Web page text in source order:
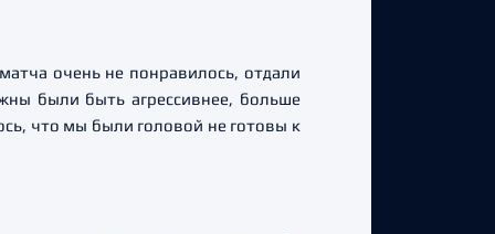
очень не понравилось, отдали
были быть агрессивнее, больше
что мы были головой не готовы к